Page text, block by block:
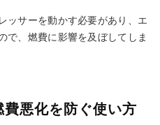
ッサーを動かす必要があり、エ
で、燃費に影響を及ぼしてしま
悪化を防ぐ使い方